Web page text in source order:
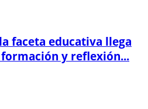
faceta educativa llega
y reflexión...